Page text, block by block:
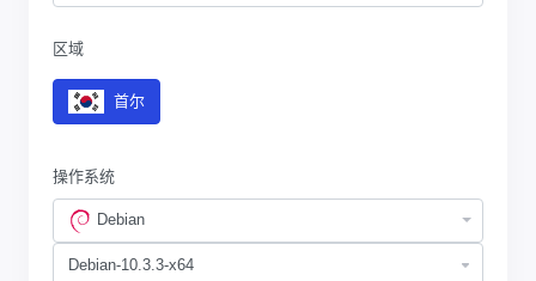
区域
首尔
操作系统
Debian